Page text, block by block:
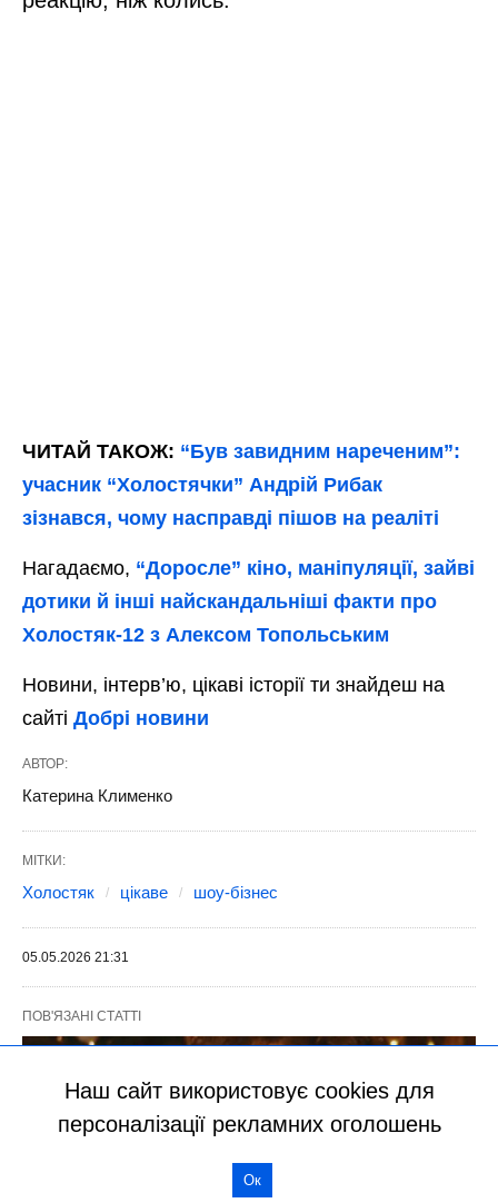
Наш сайт використовує cookies для
персоналізації рекламних оголошень
Ок